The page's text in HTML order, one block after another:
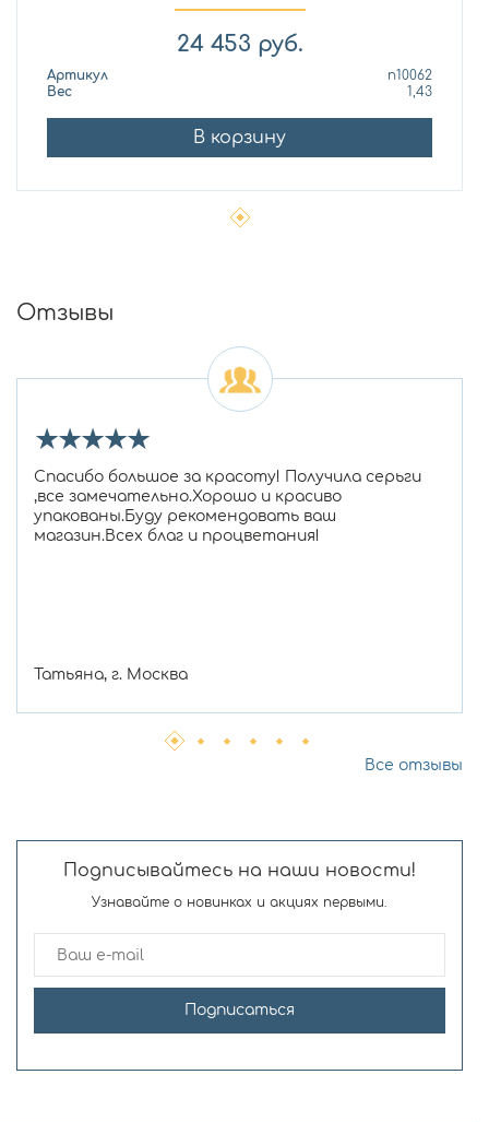
24 453 руб.
Артикул
п10062
Вес
1,43
В корзину
Отзывы
★★★★★
Спасибо большое за красоту! Получила серьги
,все замечательно.Хорошо и красиво
упакованы.Буду рекомендовать ваш
магазин.Всех благ и процветания!
Татьяна, г. Москва
Все отзывы
Подписывайтесь на наши новости!
Узнавайте о новинках и акциях первыми.
Подписаться